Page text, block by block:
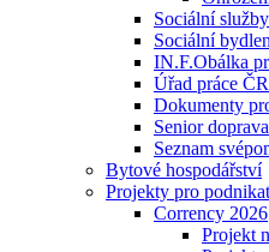
Sociální
Sociální
IN.F.Obálka
Úřad práce
Dokumenty
Senior
Seznam
Bytové hospodářství
Projekty pro
Corrency 2026
Projekt